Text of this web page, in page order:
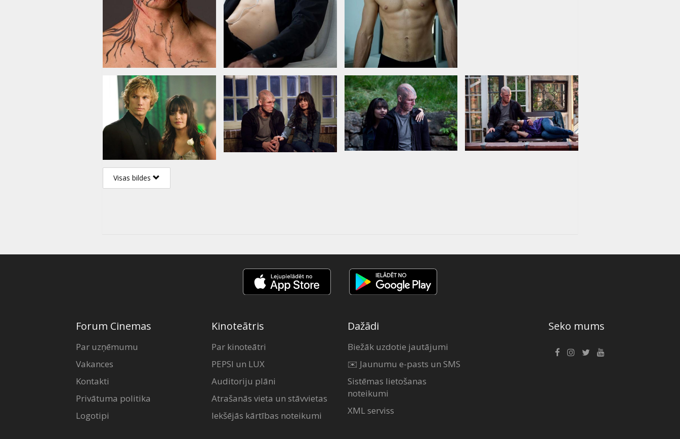
Visas bildes
Forum Cinemas
Par uzņēmumu
Vakances
Kontakti
Privātuma politika
Logotipi
Kinoteātris
Par kinoteātri
PEPSI un LUX
Auditoriju plāni
Atrašanās vieta un stāvvietas
Iekšējās kārtības noteikumi
Dažādi
Biežāk uzdotie jautājumi
✉️ Jaunumu e-pasts un SMS
Sistēmas lietošanas
noteikumi
XML serviss
Seko mums